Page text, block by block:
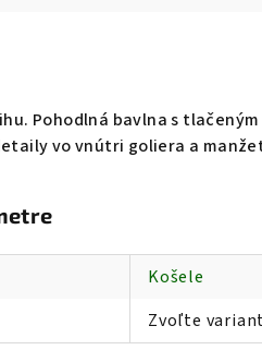
Pohodlná bavlna s
vo vnútri goliera a
Košele
Zvoľte